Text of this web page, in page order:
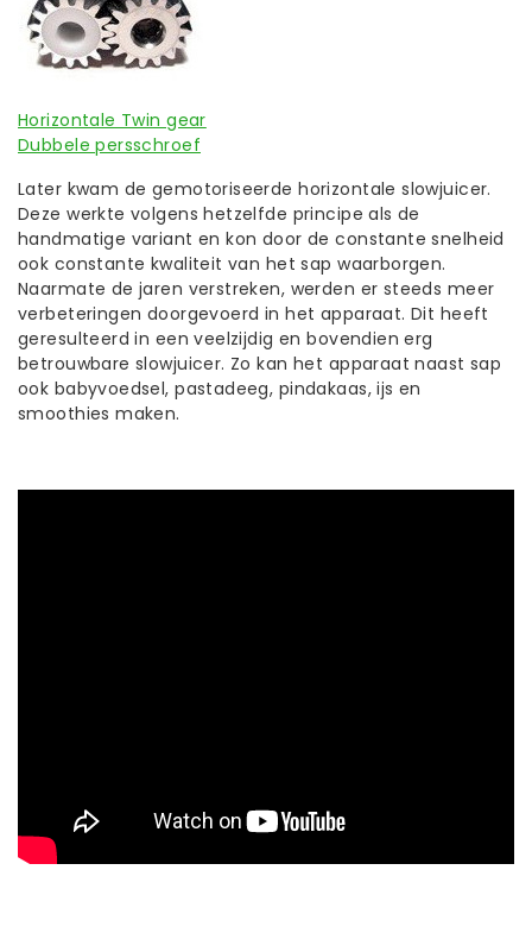
Horizontale Twin gear
Dubbele persschroef
Later kwam de gemotoriseerde horizontale slowjuicer.
Deze werkte volgens hetzelfde principe als de
handmatige variant en kon door de constante snelheid
ook constante kwaliteit van het sap waarborgen.
Naarmate de jaren verstreken, werden er steeds meer
verbeteringen doorgevoerd in het apparaat. Dit heeft
geresulteerd in een veelzijdig en bovendien erg
betrouwbare slowjuicer. Zo kan het apparaat naast sap
ook babyvoedsel, pastadeeg, pindakaas, ijs en
smoothies maken.